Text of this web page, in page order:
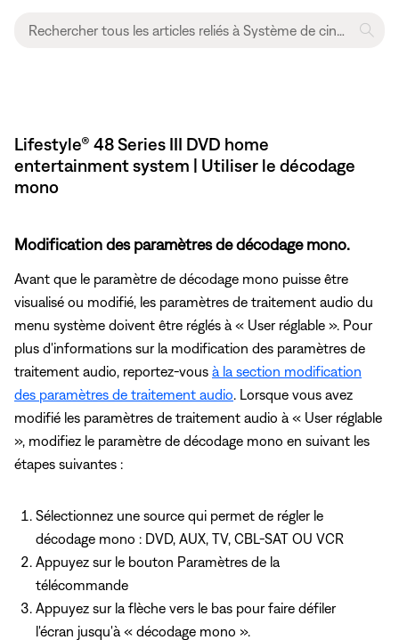
Lifestyle® 48 Series III DVD home
entertainment system | Utiliser le décodage
mono
Modification des paramètres de décodage mono.
Avant que le paramètre de décodage mono puisse être
visualisé ou modifié, les paramètres de traitement audio du
menu système doivent être réglés à « User réglable ». Pour
plus d'informations sur la modification des paramètres de
traitement audio, reportez-vous à la section modification
des paramètres de traitement audio . Lorsque vous avez
modifié les paramètres de traitement audio à « User réglable
», modifiez le paramètre de décodage mono en suivant les
étapes suivantes :
Sélectionnez une source qui permet de régler le
décodage mono : DVD, AUX, TV, CBL-SAT OU VCR
Appuyez sur le bouton Paramètres de la
télécommande
Appuyez sur la flèche vers le bas pour faire défiler
l'écran jusqu'à « décodage mono ».